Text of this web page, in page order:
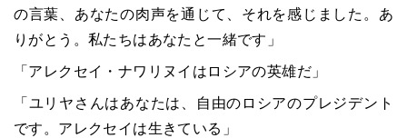
の言葉、あなたの肉声を通じて、それを感じました。あ
りがとう。私たちはあなたと一緒です」
「アレクセイ・ナワリヌイはロシアの英雄だ」
「ユリヤさんはあなたは、自由のロシアのプレジデント
です。アレクセイは生きている」